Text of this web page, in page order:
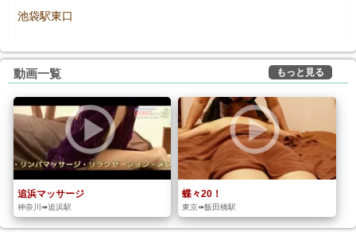
池袋駅東口
動画一覧 もっと見る
追浜マッサージ
神奈川➠追浜駅
蝶々20！
東京➠飯田橋駅